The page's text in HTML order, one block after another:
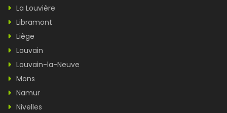
La Louvière
Libramont
Liège
Louvain
Louvain-la-Neuve
Mons
Namur
Nivelles